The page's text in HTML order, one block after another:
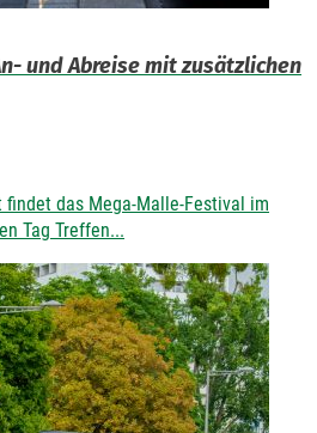
und Abreise mit zusätzlichen
findet das Mega-Malle-Festival im
Tag Treffen...